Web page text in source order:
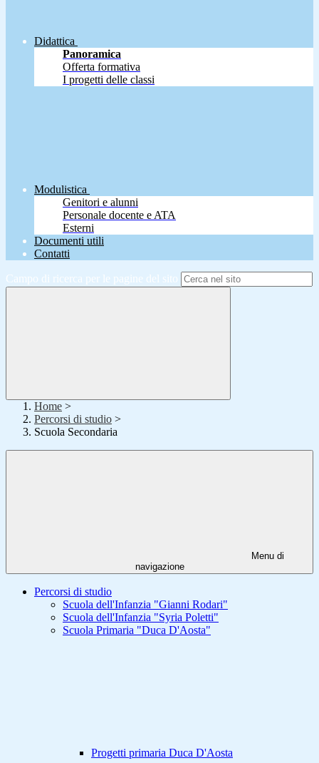
Didattica
Panoramica
Offerta formativa
I progetti delle classi
Modulistica
Genitori e alunni
Personale docente e ATA
Esterni
Documenti utili
Contatti
Campo di ricerca per le pagine del sito
Home >
Percorsi di studio >
Scuola Secondaria
Menu di
navigazione
Percorsi di studio
Scuola dell'Infanzia "Gianni Rodari"
Scuola dell'Infanzia "Syria Poletti"
Scuola Primaria "Duca D'Aosta"
Progetti primaria Duca D'Aosta